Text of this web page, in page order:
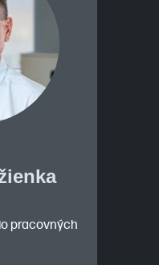
pracovných